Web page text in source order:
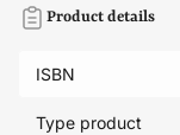
Product details
ISBN
Type product